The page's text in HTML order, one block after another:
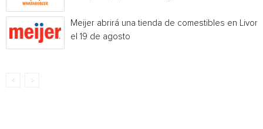
Meijer abrirá una tienda de comestibles en
el 19 de agosto